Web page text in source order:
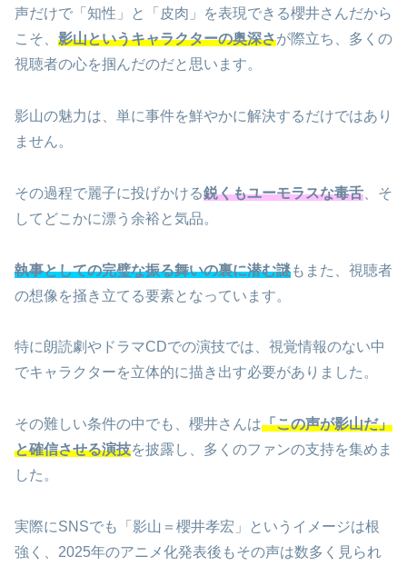
声だけで「知性」と「皮肉」を表現できる櫻井さんだから
こそ、 影山というキャラクターの奥深さが際立ち、多くの
視聴者の心を掴んだのだと思います。
影山の魅力は、単に事件を鮮やかに解決するだけではあり
ません。
その過程で麗子に投げかける鋭くもユーモラスな毒舌 、そ
してどこかに漂う余裕と気品。
執事としての完璧な振る舞いの裏に潜む謎もまた、視聴者
の想像を掻き立てる要素となっています。
特に朗読劇やドラマCDでの演技では、視覚情報のない中
でキャラクターを立体的に描き出す必要がありました。
その難しい条件の中でも、櫻井さんは「この声が影山だ」
と確信させる演技を披露し、多くのファンの支持を集めま
した。
実際にSNSでも「影山＝櫻井孝宏」というイメージは根
強く、2025年のアニメ化発表後もその声は数多く見られ